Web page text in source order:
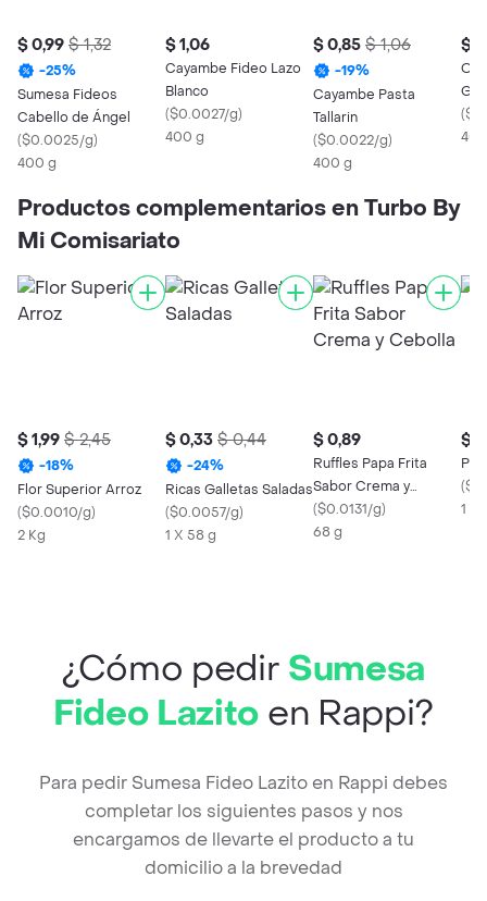
$ 0,99 $ 1,32
-25%
Sumesa Fideos
Cabello de Ángel
($0.0025/g)
400 g
$ 1,06
Cayambe Fideo Lazo
Blanco
($0.0027/g)
400 g
$ 0,85 $ 1,06
-19%
Cayambe Pasta
Tallarin
($0.0022/g)
400 g
$
(
Productos complementarios en Turbo By
Mi Comisariato
$ 1,99 $ 2,45
-18%
Flor Superior Arroz
($0.0010/g)
2 Kg
$ 0,33 $ 0,44
-24%
Ricas Galletas Saladas
($0.0057/g)
1 X 58 g
$ 0,89
Ruffles Papa Frita
Sabor Crema y
Cebolla
($0.0131/g)
68 g
$
(
1 Kg
¿Cómo pedir Sumesa
Fideo Lazito en Rappi?
Para pedir Sumesa Fideo Lazito en Rappi debes
completar los siguientes pasos y nos
encargamos de llevarte el producto a tu
domicilio a la brevedad